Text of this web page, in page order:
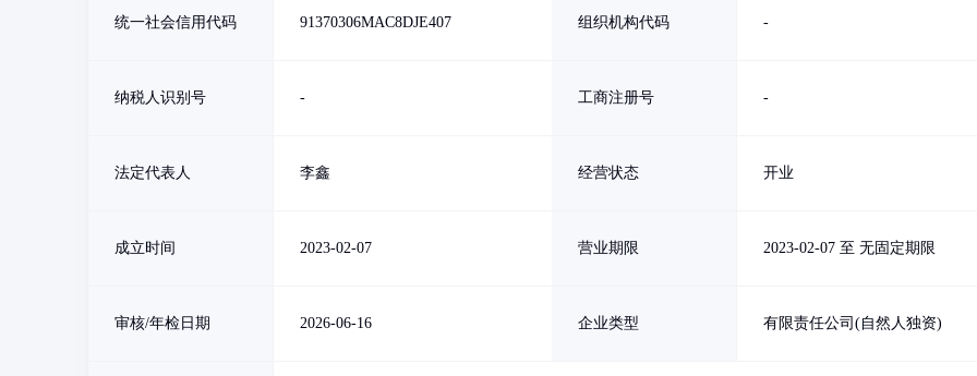
统一社会信用代码 91370306MAC8DJE407 组织机构代码 -
纳税人识别号 - 工商注册号 -
法定代表人 李鑫 经营状态 开业
成立时间 2023-02-07 营业期限 2023-02-07 至 无固定期限
审核/年检日期 2026-06-16 企业类型 有限责任公司(自然人独资)